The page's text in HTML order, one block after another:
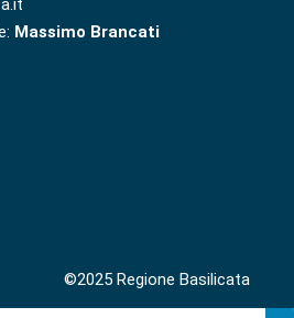
Massimo Brancati
©2025 Regione Basilicata